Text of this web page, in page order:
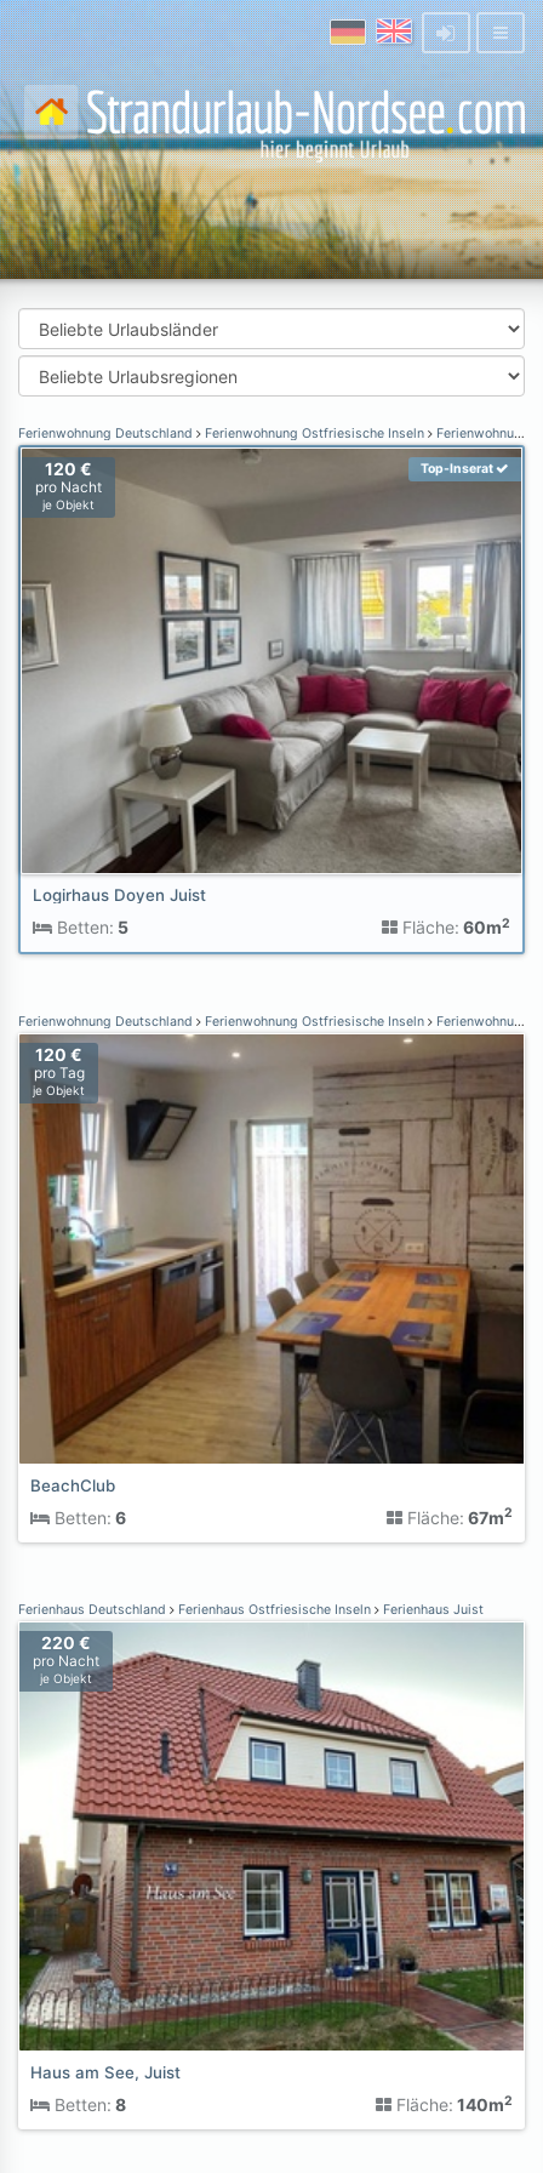
Ferienwohnung Deutschland Ferienwohnung Ostfriesische Inseln Ferienwohnung Juist
120 €
pro Nacht
je Objekt
Top-Inserat
Logirhaus Doyen Juist
Betten: 5 Fläche: 60m2
Ferienwohnung Deutschland Ferienwohnung Ostfriesische Inseln Ferienwohnung Juist
120 €
pro Tag
je Objekt
BeachClub
Betten: 6 Fläche: 67m2
Ferienhaus Deutschland Ferienhaus Ostfriesische Inseln Ferienhaus Juist
220 €
pro Nacht
je Objekt
Haus am See, Juist
Betten: 8 Fläche: 140m2